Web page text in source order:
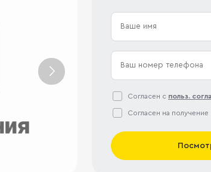
Согласен с польз.
Согласен на получение